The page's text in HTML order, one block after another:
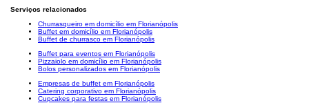
Serviços relacionados
Churrasqueiro em domicílio em Florianópolis
Buffet em domicílio em Florianópolis
Buffet de churrasco em Florianópolis
Buffet para eventos em Florianópolis
Pizzaiolo em domicílio em Florianópolis
Bolos personalizados em Florianópolis
Empresas de buffet em Florianópolis
Catering corporativo em Florianópolis
Cupcakes para festas em Florianópolis